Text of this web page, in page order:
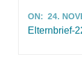
2025-
11-
ON: 24.
Elternbrief-